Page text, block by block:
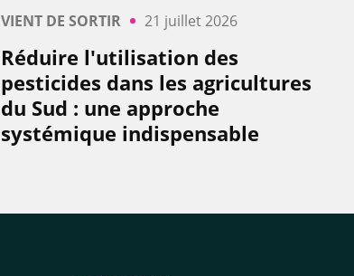
VIENT DE SORTIR 21 juillet 2026
Réduire l'utilisation des
pesticides dans les agricultures
du Sud : une approche
systémique indispensable